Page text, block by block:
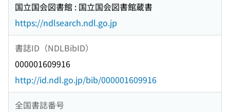
国立国会図書館 : 国立国会図書館蔵書
https://ndlsearch.ndl.go.jp
書誌ID（NDLBibID）
000001609916
http://id.ndl.go.jp/bib/000001609916
全国書誌番号